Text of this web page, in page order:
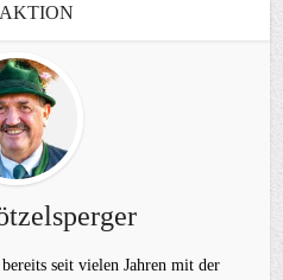
seit vielen Jahren mit der